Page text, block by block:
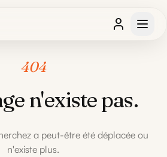
404
n'existe pas.
a peut-être été déplacée ou
n'existe plus.